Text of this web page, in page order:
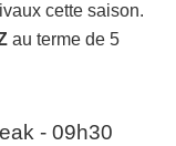
cette saison.
au terme de 5
- 09h30